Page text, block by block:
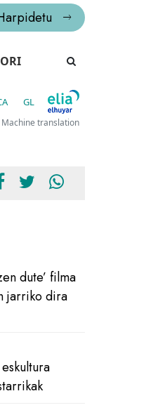
GL
translation
dute’ filma
jarriko dira